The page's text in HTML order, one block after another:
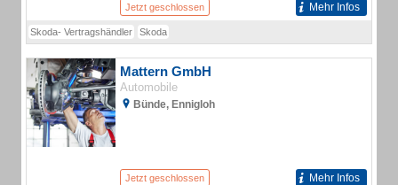
Jetzt geschlossen Mehr Infos
Skoda- Vertragshändler Skoda
Mattern GmbH
Automobile
Bünde, Ennigloh
Jetzt geschlossen Mehr Infos